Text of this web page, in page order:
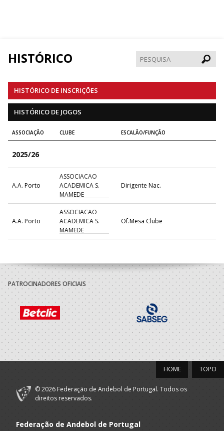
HISTÓRICO
HISTÓRICO DE INSCRIÇÕES
HISTÓRICO DE JOGOS
ASSOCIAÇÃO CLUBE ESCALÃO/FUNÇÃO
2025/26
A.A. Porto
ASSOCIACAO
ACADEMICA S.
MAMEDE
Dirigente Nac.
A.A. Porto
ASSOCIACAO
ACADEMICA S.
MAMEDE
Of.Mesa Clube
PATROCINADORES OFICIAIS
TOPO
HOME
© 2026 Federação de Andebol de Portugal. Todos os
direitos reservados.
Federação de Andebol de Portugal